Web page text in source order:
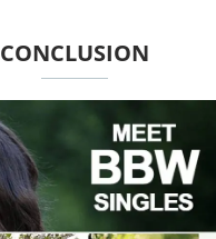
CONCLUSION